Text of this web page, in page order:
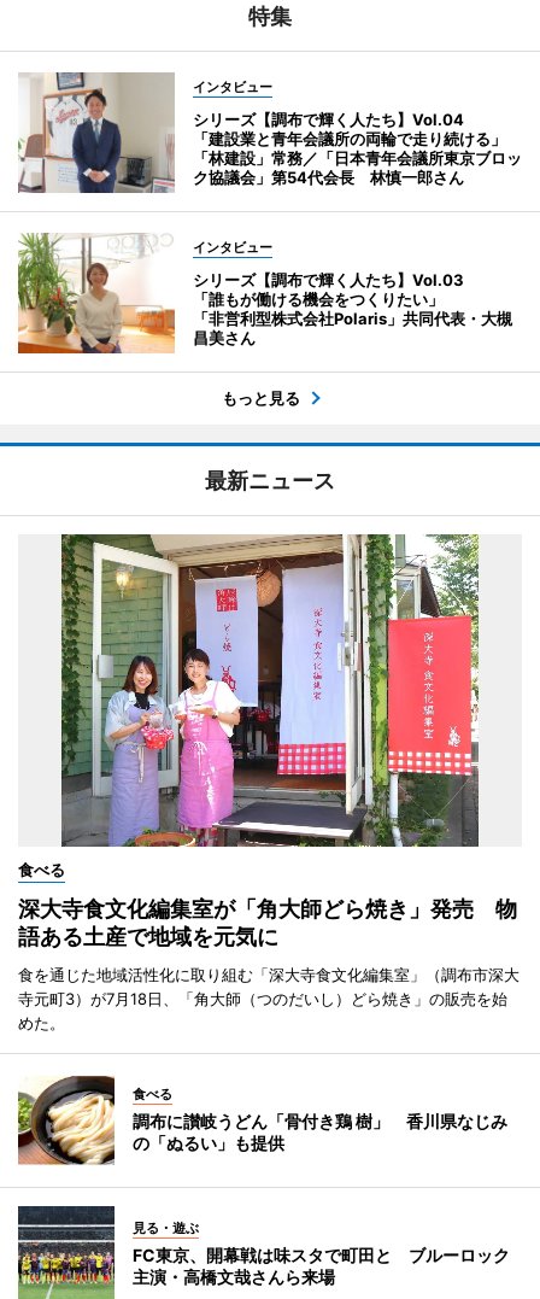
特集
インタビュー
シリーズ【調布で輝く人たち】Vol.04
「建設業と青年会議所の両輪で走り続ける」
「林建設」常務／「日本青年会議所東京ブロッ
ク協議会」第54代会長 林慎一郎さん
インタビュー
シリーズ【調布で輝く人たち】Vol.03
「誰もが働ける機会をつくりたい」
「非営利型株式会社Polaris」共同代表・大槻
昌美さん
もっと見る
最新ニュース
食べる
深大寺食文化編集室が「角大師どら焼き」発売 物
語ある土産で地域を元気に
食を通じた地域活性化に取り組む「深大寺食文化編集室」（調布市深大
寺元町3）が7月18日、「角大師（つのだいし）どら焼き」の販売を始
めた。
食べる
調布に讃岐うどん「骨付き鶏 樹」 香川県なじみ
の「ぬるい」も提供
見る・遊ぶ
FC東京、開幕戦は味スタで町田と ブルーロック
主演・高橋文哉さんら来場